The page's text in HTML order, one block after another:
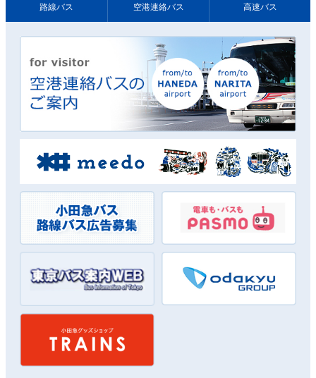
路線バス 空港連絡バス 高速バス